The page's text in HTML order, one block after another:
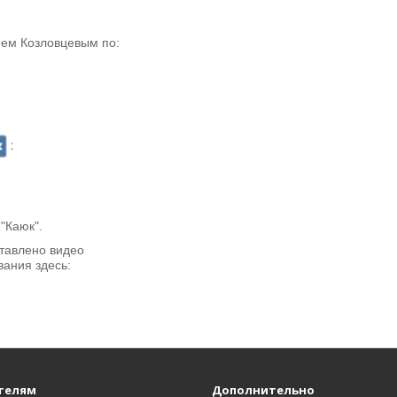
Козловцевым по:
:
марки "Каюк".
видео
здесь:
Дополнительно